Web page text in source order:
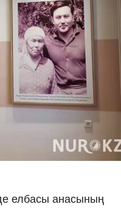
елбасы анасының